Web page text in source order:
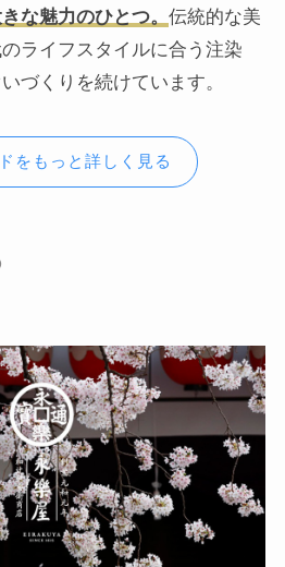
な魅力のひとつ。 伝統的な美
ライフスタイルに合う注染
づくりを続けています。
をもっと詳しく見る